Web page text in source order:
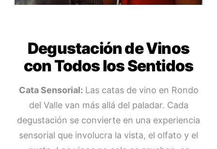
Degustación de Vinos
con Todos los Sentidos
Cata Sensorial: Las catas de vino en Rondo
del Valle van más allá del paladar. Cada
degustación se convierte en una experiencia
sensorial que involucra la vista, el olfato y el